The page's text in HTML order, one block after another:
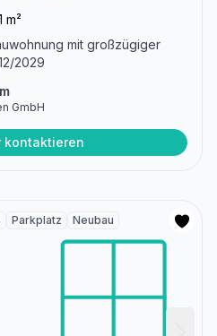
m²
mit großzügiger
2029
GmbH
kontaktieren
Parkplatz Neubau